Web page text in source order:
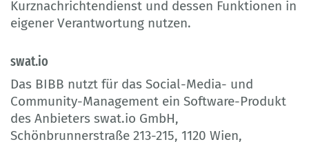
Kurznachrichtendienst und dessen Funktionen in
eigener Verantwortung nutzen.
swat.io
Das BIBB nutzt für das Social-Media- und
Community-Management ein Software-Produkt
des Anbieters swat.io GmbH,
Schönbrunnerstraße 213-215, 1120 Wien,